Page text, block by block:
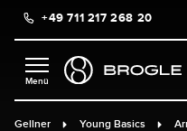
springen
+49 711 217 268 20
Gellner Young Basics